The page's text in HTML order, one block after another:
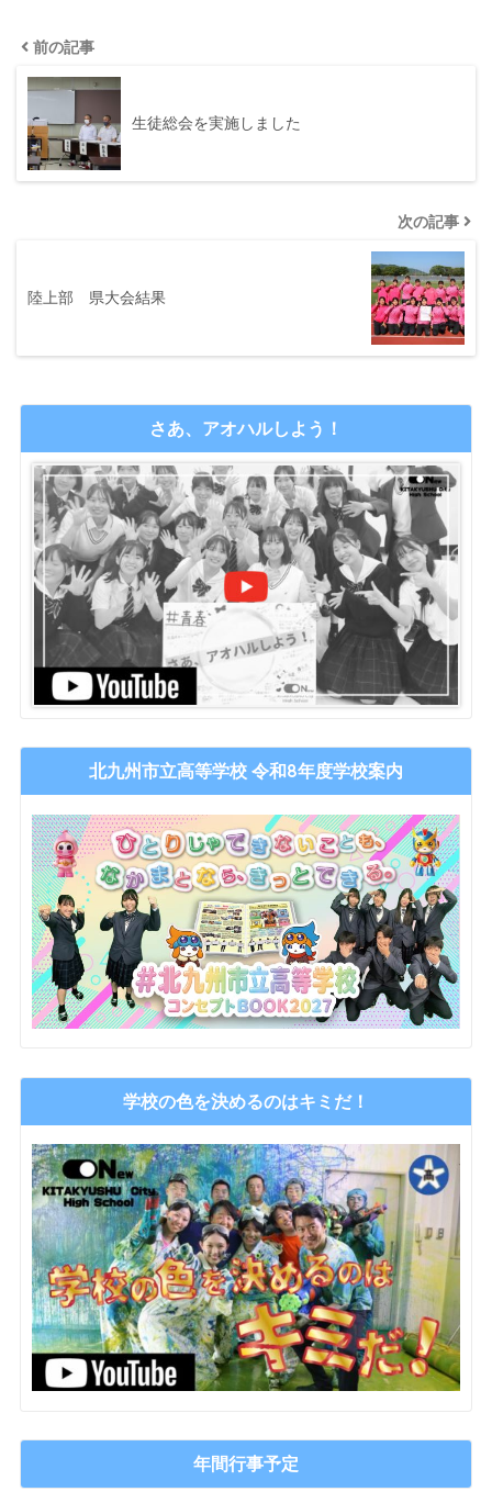
前の記事
生徒総会を実施しました
次の記事
陸上部 県大会結果
さあ、アオハルしよう！
北九州市立高等学校 令和8年度学校案内
学校の色を決めるのはキミだ！
年間行事予定